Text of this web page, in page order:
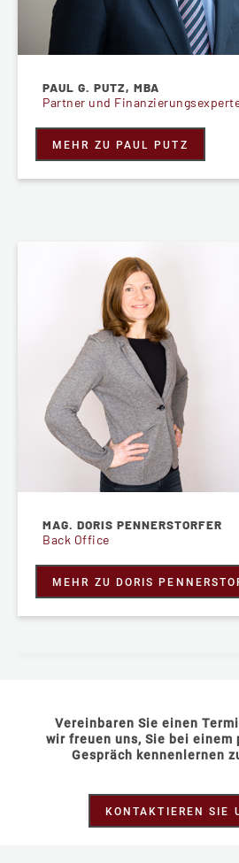
PAUL G. PUTZ, MBA
Partner und
MEHR ZU PAUL PUTZ
MAG. DORIS PENNERSTORFER
Back Office
MEHR ZU DORIS
Vereinbaren Sie einen
wir freuen uns, Sie bei einem
Gespräch kennenlernen
KONTAKTIEREN SIE